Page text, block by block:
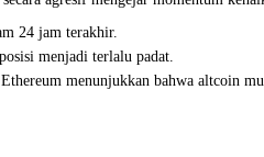
24 jam terakhir.
menjadi terlalu padat.
menunjukkan bahwa altcoin